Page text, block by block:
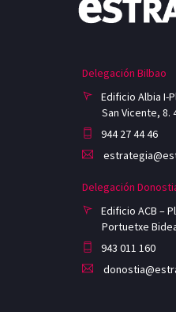
Delegación Bilbao
Edificio Albia I-
San Vicente, 8.
944 27 44 46
Delegación
Edificio ACB –
Portuetxe
943 011 160